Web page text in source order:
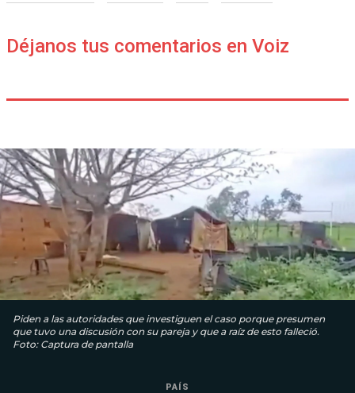
Déjanos tus comentarios en Voiz
Piden a las autoridades que investiguen el caso porque presumen
que tuvo una discusión con su pareja y que a raíz de esto falleció.
Foto: Captura de pantalla
PAÍS